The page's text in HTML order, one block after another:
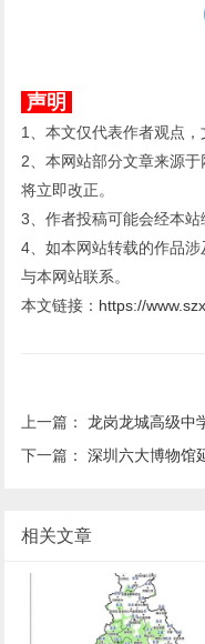
声明
1、本文仅代表作者观点，
2、本网站部分文章来源
将立即改正。
3、作者投稿可能会经本站
4、如本网站转载的作品
与本网站联系。
本文链接： https://
上一篇：龙岗龙城高级中
下一篇：深圳六大博物馆
相关文章